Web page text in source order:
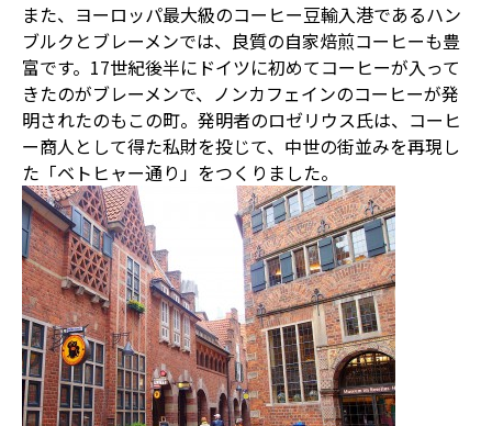
また、ヨーロッパ最大級のコーヒー豆輸入港であるハン
ブルクとブレーメンでは、良質の自家焙煎コーヒーも豊
富です。17世紀後半にドイツに初めてコーヒーが入って
きたのがブレーメンで、ノンカフェインのコーヒーが発
明されたのもこの町。発明者のロゼリウス氏は、コーヒ
ー商人として得た私財を投じて、中世の街並みを再現し
た「ベトヒャー通り」をつくりました。